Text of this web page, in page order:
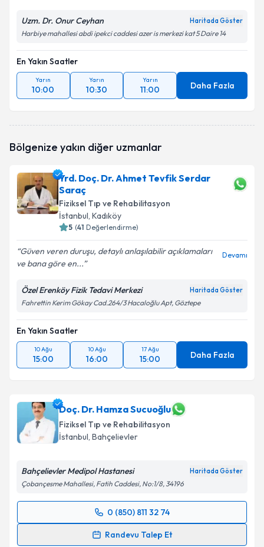
Uzm. Dr. Onur Ceyhan Haritada Göster
Harbiye mahallesi abdi ipekci caddesi azer is merkezi kat 5 Daire 14
En Yakın Saatler
Yarın
10:00
Yarın
10:30
Yarın
11:00 Daha Fazla
Bölgenize yakın diğer uzmanlar
Yrd. Doç. Dr. Ahmet Tevfik Serdar
Saraç
Fiziksel Tıp ve Rehabilitasyon
İstanbul, Kadıköy
5 (41 Değerlendirme)
Güven veren duruşu, detaylı anlaşılabilir açıklamaları
ve bana göre en...
Devamı
Özel Erenköy Fizik Tedavi Merkezi Haritada Göster
Fahrettin Kerim Gökay Cad.264/3 Hacaloğlu Apt, Göztepe
En Yakın Saatler
10 Ağu
15:00
10 Ağu
16:00
17 Ağu
15:00 Daha Fazla
Doç. Dr. Hamza Sucuoğlu
Fiziksel Tıp ve Rehabilitasyon
İstanbul, Bahçelievler
Bahçelievler Medipol Hastanesi Haritada Göster
Çobançesme Mahallesi, Fatih Caddesi, No:1/8, 34196
0 (850) 811 32 74
Randevu Talep Et
Randevu Takvimi Talebi